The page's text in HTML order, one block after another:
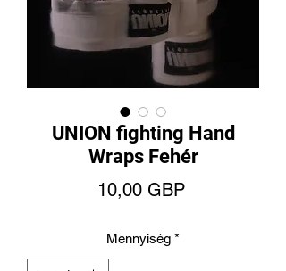
UNION fighting Hand
Wraps Fehér
10,00 GBPÁr
Mennyiség *